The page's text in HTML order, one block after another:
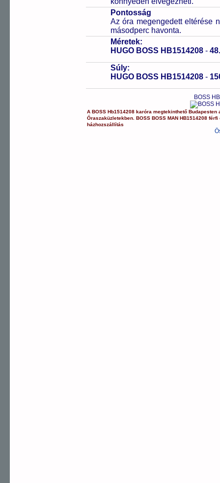
Pontosság
Az óra megengedett eltérése
másodperc havonta.
Méretek:
HUGO BOSS HB1514208 -
Súly:
HUGO BOSS HB1514208 -
BOSS
ABOSS Hb1514208 karóra megtekinthető Budapesten
Óraszaküzletekben.BOSS BOSS MAN HB1514208 férfi
házhozszállítás